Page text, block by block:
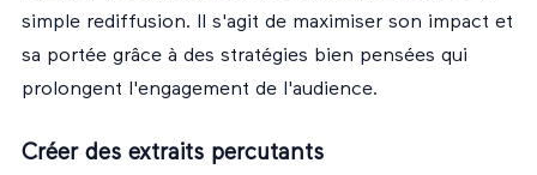
simple rediffusion. Il s'agit de maximiser son impact et
sa portée grâce à des stratégies bien pensées qui
prolongent l'engagement de l'audience.
Créer des extraits percutants